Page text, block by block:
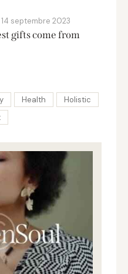
14 septembre 2023
gifts come from
Health
Holistic